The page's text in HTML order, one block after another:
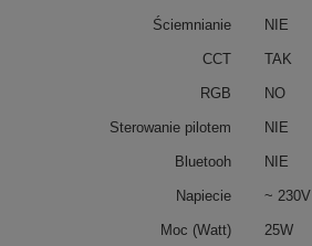
Ściemnianie NIE
CCT TAK
RGB NO
Sterowanie pilotem NIE
Bluetooh NIE
Napiecie ~ 230V
Moc (Watt) 25W